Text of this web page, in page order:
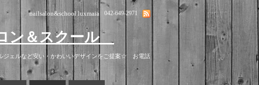
042-649-2971
nailsalon&school luxmaia
ン＆スクール
ジェルなど安い・かわいいデザインをご提案☆ お電話